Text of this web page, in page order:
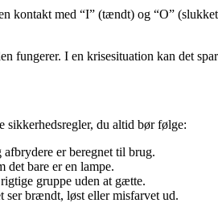
kontakt med “I” (tændt) og “O”
fungerer. I en krisesituation kan det
du altid bør følge:
er beregnet til brug.
det bare er en lampe.
gruppe uden at gætte.
brændt, løst eller misfarvet ud.